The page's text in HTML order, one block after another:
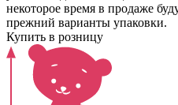
некоторое время в продаже
прежний варианты упаковки.
Купить в розницу